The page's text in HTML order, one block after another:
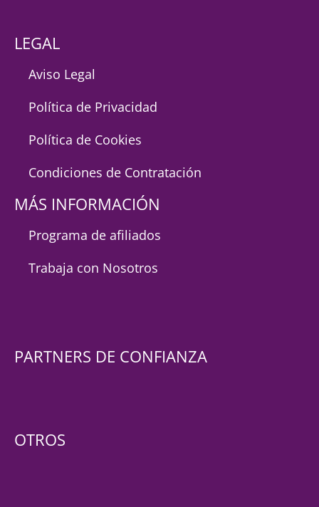
LEGAL
Aviso Legal
Política de Privacidad
Política de Cookies
Condiciones de Contratación
MÁS INFORMACIÓN
Programa de afiliados
Trabaja con Nosotros
PARTNERS DE CONFIANZA
OTROS